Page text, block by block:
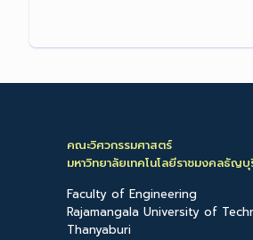
คณะวิศวกรรมศาสตร์
มหาวิทยาลัยเทคโนโลยีราชมงคลธัญบุ
Faculty of Engineering
Rajamangala University of
Thanyaburi